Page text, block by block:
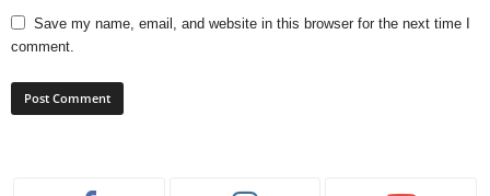
Save my name, email, and website in this browser for the next time I
comment.